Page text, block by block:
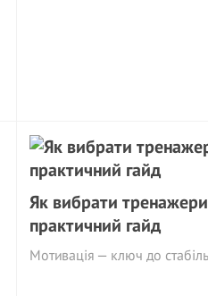
Як вибрати
практичний гайд
Мотивація — ключ до